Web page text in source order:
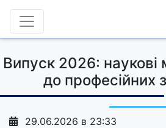
Випуск 2026: наукові
до професійних
29.06.2026 в 23:33